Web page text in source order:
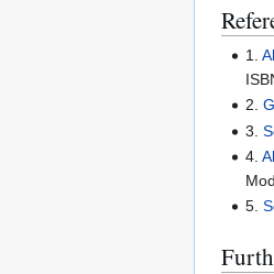
1.
2.
3.
4.
5.